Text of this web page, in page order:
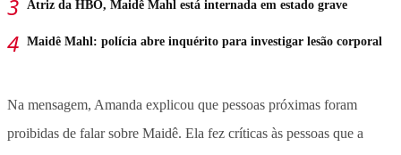
Atriz da HBO, Maidê Mahl está internada em estado grave
Maidê Mahl: polícia abre inquérito para investigar lesão corporal
Na mensagem, Amanda explicou que pessoas próximas foram
proibidas de falar sobre Maidê. Ela fez críticas às pessoas que a